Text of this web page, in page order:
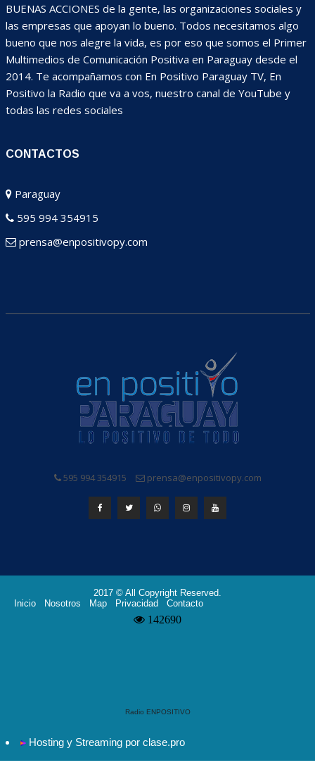
BUENAS ACCIONES de la gente, las organizaciones sociales y
las empresas que apoyan lo bueno. Todos necesitamos algo
bueno que nos alegre la vida, es por eso que somos el Primer
Multimedios de Comunicación Positiva en Paraguay desde el
2014. Te acompañamos con En Positivo Paraguay TV, En
Positivo la Radio que va a vos, nuestro canal de YouTube y
todas las redes sociales
CONTACTOS
Paraguay
595 994 354915
prensa@enpositivopy.com
595 994 354915 prensa@enpositivopy.com
2017 © All Copyright Reserved.
Inicio
Nosotros Map Privacidad Contacto
Radio ENPOSITIVO
Hosting y Streaming por clase.pro